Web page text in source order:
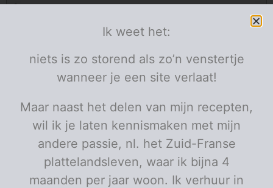
6 sstuks
6
drumsticks
gember geraspt
limoen
1 rode ui fijn gesnipperd
4 tijm
el
honing
el
ketjap manis
olijfolie
sesamzaadjes
pezo
Ik weet het:
niets is zo storend als zo’n venstertje
wanneer je een site verlaat!
Maar naast het delen van mijn recepten,
wil ik je laten kennismaken met mijn
andere passie, nl. het Zuid-Franse
plattelandsleven, waar ik bijna 4
maanden per jaar woon. Ik verhuur in